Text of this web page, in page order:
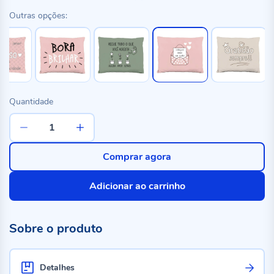
Outras opções:
Quantidade
Adicionar ao carrinho
Comprar agora
Sobre o produto
Detalhes